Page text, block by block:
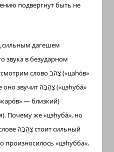
подвергнут быть не
сильным дагешем
звука в безударном
слово צָהֹב(«цаhо́в»
звучит צְהֻבָּה(«цэhуба́»
— близкий)
Почему же «цэhуба́», но
צְהֻבָּהстоит сильный
произносилось «цэhубба»,